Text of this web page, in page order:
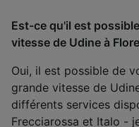
Est-ce qu'il est
vitesse de Udine à
Oui, il est possible de
grande vitesse de
différents services
Frecciarossa et Italo -